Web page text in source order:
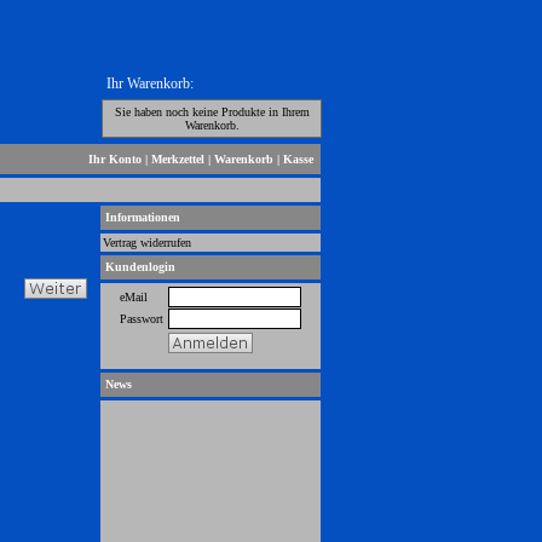
Ihr Warenkorb:
Sie haben noch keine Produkte in Ihrem
Warenkorb.
Ihr Konto | Merkzettel | Warenkorb | Kasse
Informationen
Vertrag widerrufen
Kundenlogin
eMail
Passwort
News